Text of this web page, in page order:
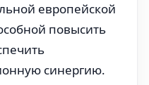
европейской
повысить
синергию.